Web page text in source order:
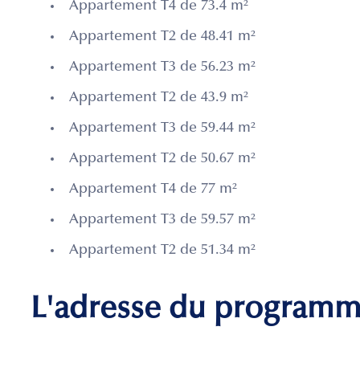
Appartement T4 de 73.4 m²
Appartement T2 de 48.41 m²
Appartement T3 de 56.23 m²
Appartement T2 de 43.9 m²
Appartement T3 de 59.44 m²
Appartement T2 de 50.67 m²
Appartement T4 de 77 m²
Appartement T3 de 59.57 m²
Appartement T2 de 51.34 m²
L'adresse du